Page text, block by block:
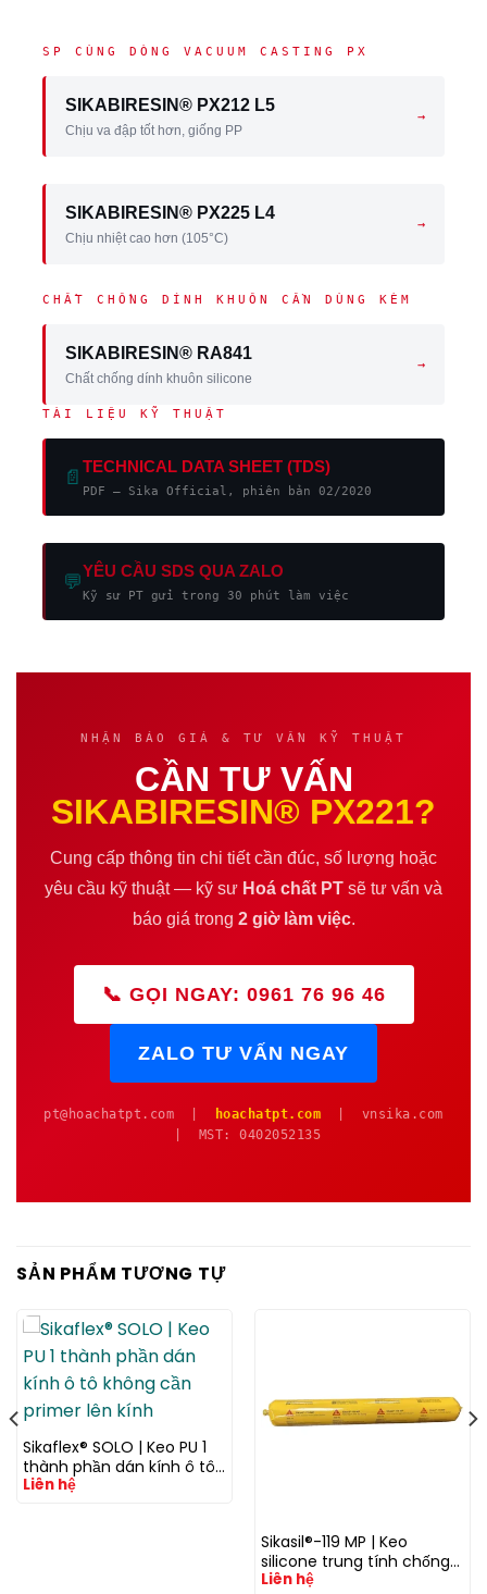
SP CÙNG DÒNG VACUUM CASTING PX
SIKABIRESIN® PX212 L5
Chịu va đập tốt hơn, giống PP
→
SIKABIRESIN® PX225 L4
Chịu nhiệt cao hơn (105°C)
→
CHẤT CHỐNG DÍNH KHUÔN CẦN DÙNG KÈM
SIKABIRESIN® RA841
Chất chống dính khuôn silicone
→
TÀI LIỆU KỸ THUẬT
📄 TECHNICAL DATA SHEET (TDS)
PDF — Sika Official, phiên bản 02/2020
💬YÊU CẦU SDS QUA ZALO
Kỹ sư PT gửi trong 30 phút làm việc
NHẬN BÁO GIÁ & TƯ VẤN KỸ THUẬT
CẦN TƯ VẤN
SIKABIRESIN® PX221?
Cung cấp thông tin chi tiết cần đúc, số lượng hoặc
yêu cầu kỹ thuật — kỹ sư Hoá chất PT sẽ tư vấn và
báo giá trong 2 giờ làm việc.
📞 GỌI NGAY: 0961 76 96 46
ZALO TƯ VẤN NGAY
pt@hoachatpt.com | hoachatpt.com | vnsika.com
| MST: 0402052135
SẢN PHẨM TƯƠNG TỰ
Sikaflex® SOLO | Keo PU 1
thành phần dán kính ô tô
không cần primer lên kính
Liên hệ
Sikasil®-119 MP | Keo
silicone trung tính chống
thấm và trám khe đa
Liên hệ